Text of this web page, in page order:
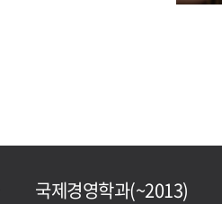
국제경영학과(~2013)